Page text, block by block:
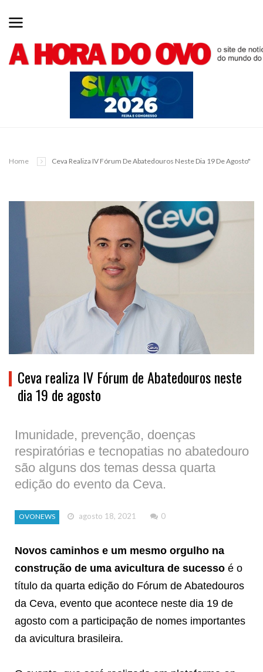
Home Ceva Realiza IV Fórum De Abatedouros Neste Dia 19 De Agosto"
Ceva realiza IV Fórum de Abatedouros neste
dia 19 de agosto
Imunidade, prevenção, doenças
respiratórias e tecnopatias no abatedouro
são alguns dos temas dessa quarta
edição do evento da Ceva.
OVONEWS agosto 18, 2021 0
Novos caminhos e um mesmo orgulho na
construção de uma avicultura de sucesso é o
título da quarta edição do Fórum de Abatedouros
da Ceva, evento que acontece neste dia 19 de
agosto com a participação de nomes importantes
da avicultura brasileira.